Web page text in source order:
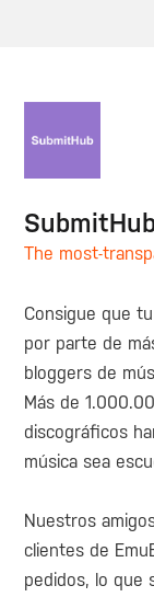
SubmitHub
The most-
Consigue que
por parte de
bloggers de
Más de
discográficos
música sea
Nuestros
clientes de
pedidos, lo que